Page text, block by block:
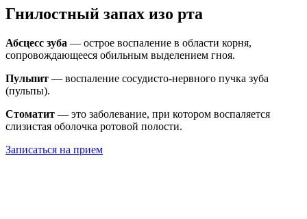
Гнилостный запах изо рта
Абсцесс зуба — острое воспаление в области корня,
сопровождающееся обильным выделением гноя.
Пульпит — воспаление сосудисто-нервного пучка зуба
(пульпы).
Стоматит — это заболевание, при котором воспаляется
слизистая оболочка ротовой полости.
Записаться на прием